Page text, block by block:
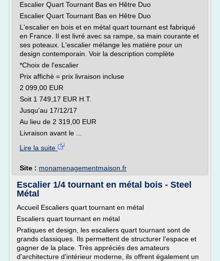
Escalier Quart Tournant Bas en Hêtre Duo
Escalier Quart Tournant Bas en Hêtre Duo
L'escalier en bois et en métal quart tournant est fabriqué
en France. Il est livré avec sa rampe, sa main courante et
ses poteaux. L'escalier mélange les matière pour un
design contemporain. Voir la description complète
*Choix de l'escalier
Prix affiché = prix livraison incluse
2 099,00 EUR
Soit 1 749,17 EUR H.T.
Jusqu'au 17/12/17
Au lieu de 2 319,00 EUR
Livraison avant le ...
Lire la suite
Site : monamenagementmaison.fr
Escalier 1/4 tournant en métal bois - Steel
Métal
Accueil Escaliers quart tournant en métal
Escaliers quart tournant en métal
Pratiques et design, les escaliers quart tournant sont de
grands classiques. Ils permettent de structurer l'espace et
gagner de la place. Très appréciés des amateurs
d'architecture d'intérieur moderne, ils offrent également un